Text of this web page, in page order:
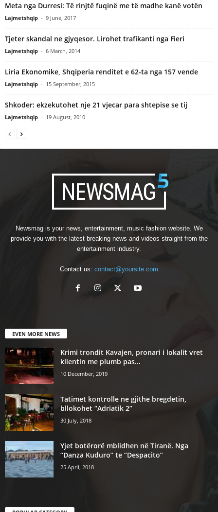
Meta nga Durresi: Të rinjtë fuqinë me të madhe kanë votën
Lajmetshqip - 9 June, 2017
Tjeter skandal ne gjyqesor. Lirohet trafikanti nga Fieri
Lajmetshqip - 6 March, 2014
Liria Ekonomike, Shqiperia renditet e 62-ta nga 157 vende
Lajmetshqip - 15 September, 2015
Shkoder: ekzekutohet nje 21 vjecar para shtepise se tij
Lajmetshqip - 19 August, 2010
Newsmag is your news, entertainment, music fashion website. We
provide you with the latest breaking news and videos straight from the
entertainment industry.
Contact us: contact@yoursite.com
EVEN MORE NEWS
Krimi trondit Kavajen, pronari i lokalit vret
klientin me plumb pas...
10 December, 2019
Tatimet kontrolle ne gjithe bregdetin,
bllokohet “Adriatik 2”
30 July, 2018
Yjet botërorë mblidhen në Tiranë. Nga
“Danza Kuduro” te “Despacito”
25 April, 2018